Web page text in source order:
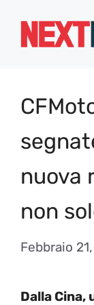
nuova
non
Febbraio
Dalla